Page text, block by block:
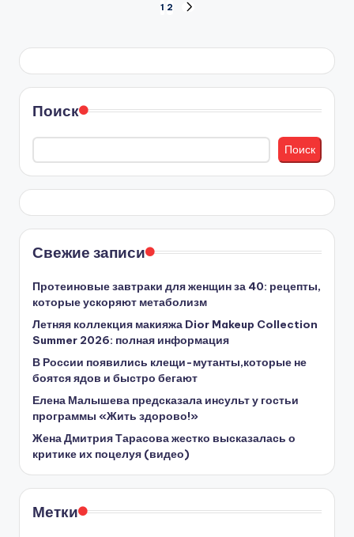
записей
1 2
Поиск
Поиск
Свежие записи
Протеиновые завтраки для женщин за 40: рецепты,
которые ускоряют метаболизм
Летняя коллекция макияжа Dior Makeup Collection
Summer 2026: полная информация
В России появились клещи-мутанты,которые не
боятся ядов и быстро бегают
Елена Малышева предсказала инсульт у гостьи
программы «Жить здорово!»
Жена Дмитрия Тарасова жестко высказалась о
критике их поцелуя (видео)
Метки